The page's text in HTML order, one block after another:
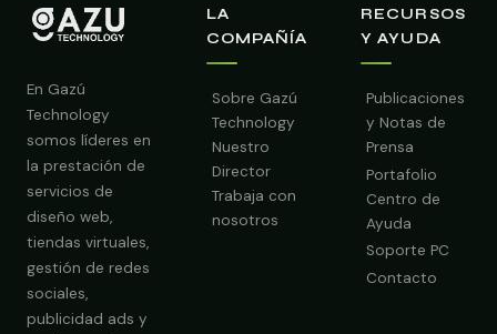
En Gazú
Technology
somos líderes en
la prestación de
servicios de
diseño web,
tiendas virtuales,
gestión de redes
sociales,
publicidad ads y
LA
COMPAÑÍA
Sobre Gazú
Technology
Nuestro
Director
Trabaja con
nosotros
RECURSOS
Y AYUDA
Publicaciones
y Notas de
Prensa
Portafolio
Centro de
Ayuda
Soporte PC
Contacto